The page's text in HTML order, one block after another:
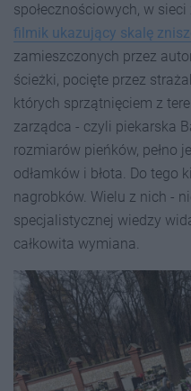
społecznościowych, w
filmik ukazujący skalę
zamieszczonych przez
ścieżki, pocięte przez
których sprzątnięciem z
zarządca - czyli piekarska
rozmiarów pieńków, pełno
odłamków i błota. Do tego
nagrobków. Wielu z nich -
specjalistycznej wiedzy
całkowita wymiana.